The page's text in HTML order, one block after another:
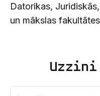
Datorikas,
un mākslas